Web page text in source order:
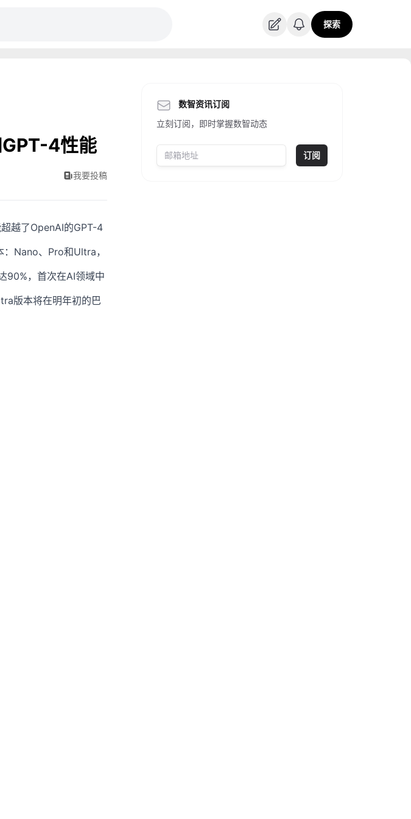
探索
4性能
我要投稿
越了OpenAI的GPT-4
Nano、Pro和Ultra，
90%，首次在AI领域中
版本将在明年初的巴
数智资讯订阅
立刻订阅，即时掌握数智动态
订阅